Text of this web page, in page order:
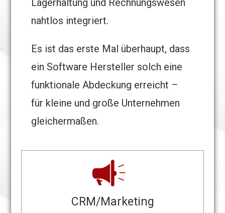
Lagerhaltung und Rechnungswesen
nahtlos integriert.
Es ist das erste Mal überhaupt, dass
ein Software Hersteller solch eine
funktionale Abdeckung erreicht –
für kleine und große Unternehmen
gleichermaßen.
CRM/Marketing